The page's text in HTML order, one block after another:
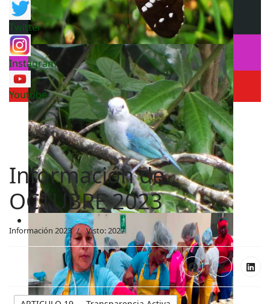
Twitter
Instagram
Youtube
Información de
OCTUBRE 2023
Información 2023 Visto: 2027